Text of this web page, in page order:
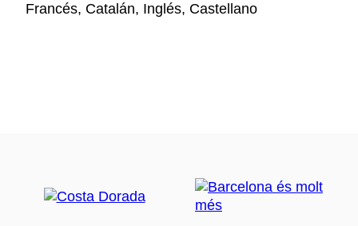
Francés, Catalán, Inglés, Castellano